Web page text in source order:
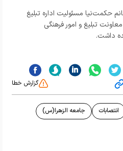
حکمت‌نیا مسئولیت اداره تبلیغ
تبلیغ و امور فرهنگی
داشت.
گزارش خطا
انتصابات جامعه الزهرا(س)